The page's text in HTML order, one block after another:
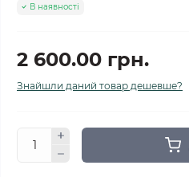
В наявності
2 600.00 грн.
Знайшли даний товар дешевше?